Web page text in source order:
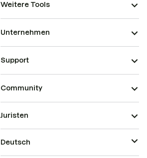
Weitere Tools
Unternehmen
Support
Community
Juristen
Deutsch